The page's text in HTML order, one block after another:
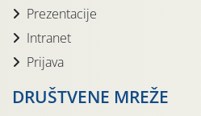
Prezentacije
Intranet
Prijava
DRUŠTVENE MREŽE